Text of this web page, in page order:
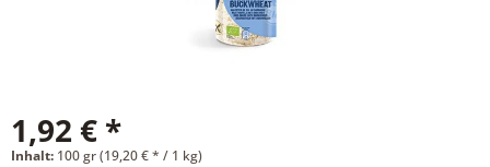
1,92 € *
Inhalt: 100 gr (19,20 € * / 1 kg)